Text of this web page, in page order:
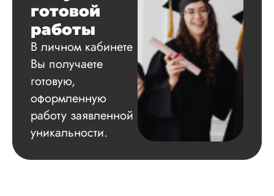
готовой
работы
В личном кабинете
Вы получаете
готовую,
оформленную
работу заявленной
уникальности.